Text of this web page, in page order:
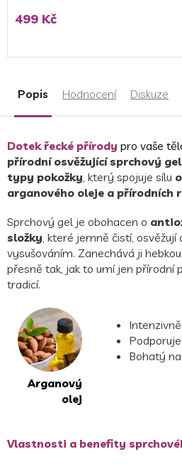
499 Kč
Popis Hodnocení Diskuze
Dotek řecké přírody pro vaše
přírodní osvěžující sprchový gel
typy pokožky , který spojuje sílu
arganového oleje a přírodních
Sprchový gel je obohacen o
složky , které jemně čistí,
vysušováním. Zanechává ji
přesně tak, jak to umí jen přírodní
tradicí.
Bohatý
Arganový
olej
Vlastnosti a benefity